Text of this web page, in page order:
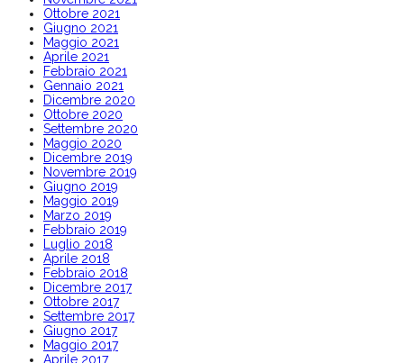
Ottobre 2021
Giugno 2021
Maggio 2021
Aprile 2021
Febbraio 2021
Gennaio 2021
Dicembre 2020
Ottobre 2020
Settembre 2020
Maggio 2020
Dicembre 2019
Novembre 2019
Giugno 2019
Maggio 2019
Marzo 2019
Febbraio 2019
Luglio 2018
Aprile 2018
Febbraio 2018
Dicembre 2017
Ottobre 2017
Settembre 2017
Giugno 2017
Maggio 2017
Aprile 2017